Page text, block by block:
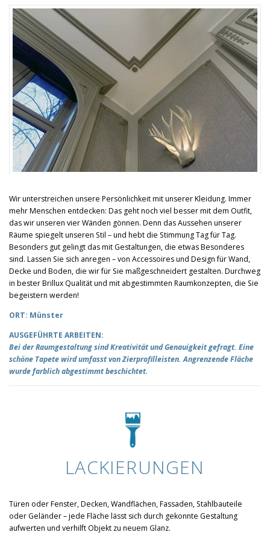
Wir unterstreichen unsere Persönlichkeit mit unserer Kleidung. Immer
mehr Menschen entdecken: Das geht noch viel besser mit dem Outfit,
das wir unseren vier Wänden gönnen. Denn das Aussehen unserer
Räume spiegelt unseren Stil – und hebt die Stimmung Tag für Tag.
Besonders gut gelingt das mit Gestaltungen, die etwas Besonderes
sind. Lassen Sie sich anregen – von Accessoires und Design für Wand,
Decke und Boden, die wir für Sie maßgeschneidert gestalten. Durchweg
in bester Brillux Qualität und mit abgestimmten Raumkonzepten, die Sie
begeistern werden!
ORT: Münster
AUSGEFÜHRTE ARBEITEN:
Bei der Raumgestaltung sind Kreativität und Genauigkeit gefragt. Eine
schöne Tapete wird umfasst von Zierprofilleisten. Angrenzende Fläche
wurde farblich abgestimmt beschichtet.
LACKIERUNGEN
Türen oder Fenster, Decken, Wandflächen, Fassaden, Stahlbauteile
oder Geländer – jede Fläche lässt sich durch gekonnte Gestaltung
aufwerten und verhilft Objekt zu neuem Glanz.